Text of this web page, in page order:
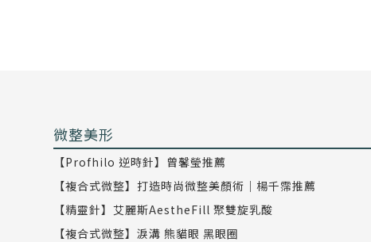
微整美形
【Profhilo 逆時針】曾馨瑩推薦
【複合式微整】打造時尚微整美顏術｜楊千霈推薦
【精靈針】艾麗斯AestheFill 聚雙旋乳酸
【複合式微整】淚溝 熊貓眼 黑眼圈